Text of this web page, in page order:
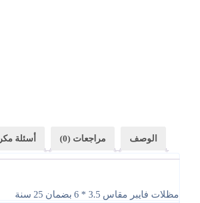
الوصف مراجعات (0) أسئلة
مظلات فايبر مقاس 3.5 * 6 بضمان 25 سنة